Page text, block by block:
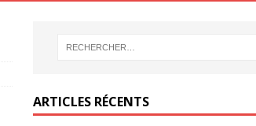
ARTICLES RÉCENTS